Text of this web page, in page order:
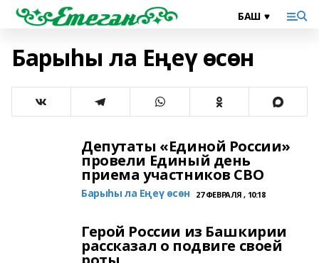
Барыһы ла Еңеү өсөн
Депутаты «Единой России»
провели Единый день
приема участников СВО
Барыһы ла Еңеү өсөн 27 ФЕВРАЛЯ , 10:18
Герой России из Башкирии
рассказал о подвиге своей